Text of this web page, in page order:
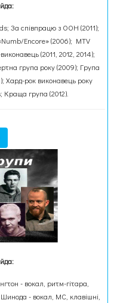
За співпрацю з ООН (2011);
Encore» (2006); MTV
(2011, 2012, 2014);
група року (2009); Група
Хард-рок виконавець року
група (2012).
- вокал, ритм-гітара,
- вокал, МС, клавішні,